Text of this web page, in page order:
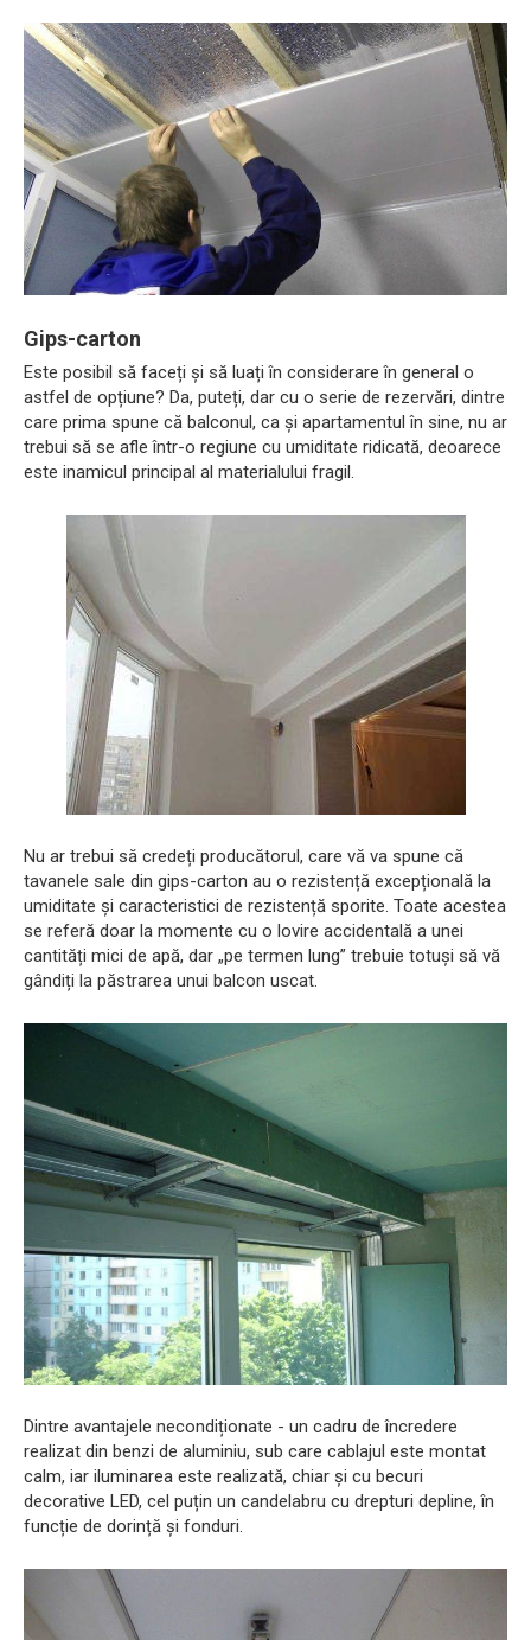
Gips-carton
Este posibil să faceți și să luați în considerare în general o
astfel de opțiune? Da, puteți, dar cu o serie de rezervări, dintre
care prima spune că balconul, ca și apartamentul în sine, nu ar
trebui să se afle într-o regiune cu umiditate ridicată, deoarece
este inamicul principal al materialului fragil.
Nu ar trebui să credeți producătorul, care vă va spune că
tavanele sale din gips-carton au o rezistență excepțională la
umiditate și caracteristici de rezistență sporite. Toate acestea
se referă doar la momente cu o lovire accidentală a unei
cantități mici de apă, dar „pe termen lung” trebuie totuși să vă
gândiți la păstrarea unui balcon uscat.
Dintre avantajele necondiționate - un cadru de încredere
realizat din benzi de aluminiu, sub care cablajul este montat
calm, iar iluminarea este realizată, chiar și cu becuri
decorative LED, cel puțin un candelabru cu drepturi depline, în
funcție de dorință și fonduri.